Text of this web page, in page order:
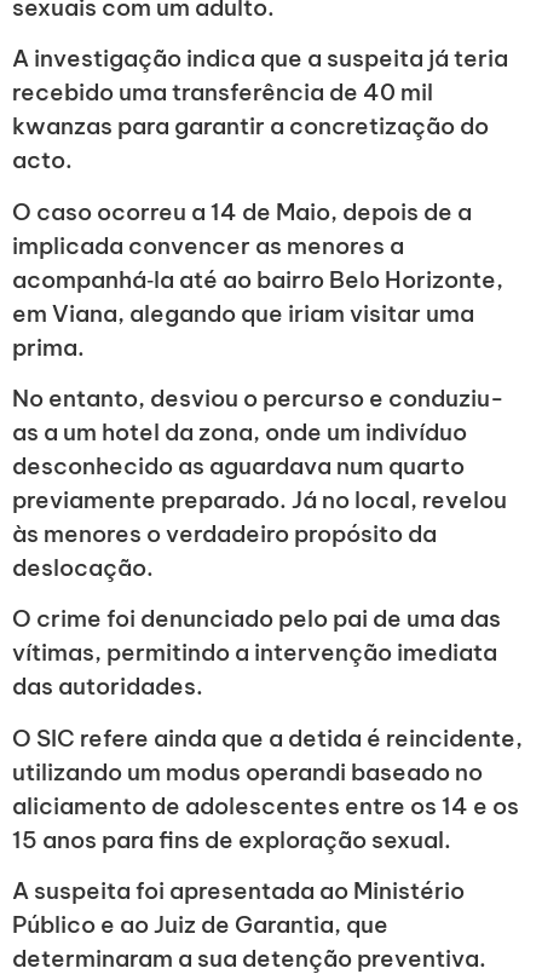
sexuais com um adulto.
A investigação indica que a suspeita já teria
recebido uma transferência de 40 mil
kwanzas para garantir a concretização do
acto.
O caso ocorreu a 14 de Maio, depois de a
implicada convencer as menores a
acompanhá‑la até ao bairro Belo Horizonte,
em Viana, alegando que iriam visitar uma
prima.
No entanto, desviou o percurso e conduziu-
as a um hotel da zona, onde um indivíduo
desconhecido as aguardava num quarto
previamente preparado. Já no local, revelou
às menores o verdadeiro propósito da
deslocação.
O crime foi denunciado pelo pai de uma das
vítimas, permitindo a intervenção imediata
das autoridades.
O SIC refere ainda que a detida é reincidente,
utilizando um modus operandi baseado no
aliciamento de adolescentes entre os 14 e os
15 anos para fins de exploração sexual.
A suspeita foi apresentada ao Ministério
Público e ao Juiz de Garantia, que
determinaram a sua detenção preventiva.